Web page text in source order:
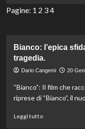
più
nel
“The
lo
spin-
di
Pagine: 1 2 34
Bianco: l’epica
tragedia.
Dario Cangemi 20
“Bianco”: Il film che
riprese di “Bianco”, il
Leggi tuttoLeggi